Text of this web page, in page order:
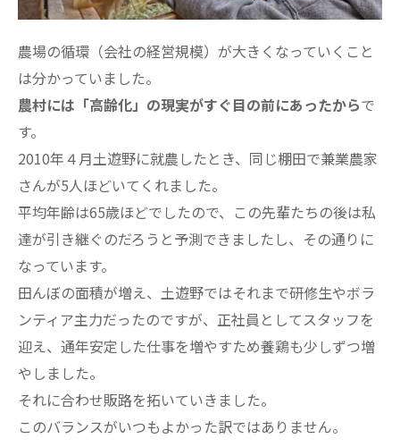
農場の循環（会社の経営規模）が大きくなっていくこと
は分かっていました。
農村には「高齢化」の現実がすぐ目の前にあったからで
す。
2010年４月土遊野に就農したとき、同じ棚田で兼業農家
さんが5人ほどいてくれました。
平均年齢は65歳ほどでしたので、この先輩たちの後は私
達が引き継ぐのだろうと予測できましたし、その通りに
なっています。
田んぼの面積が増え、土遊野ではそれまで研修生やボラ
ンティア主力だったのですが、正社員としてスタッフを
迎え、通年安定した仕事を増やすため養鶏も少しずつ増
やしました。
それに合わせ販路を拓いていきました。
このバランスがいつもよかった訳ではありません。